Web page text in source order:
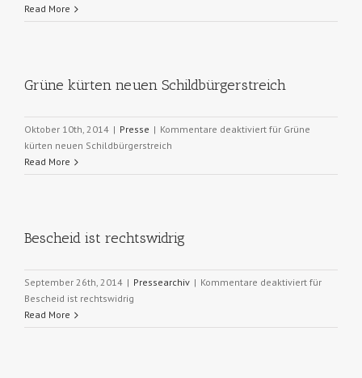
Read More
Grüne kürten neuen Schildbürgerstreich
Oktober 10th, 2014 | Presse | Kommentare deaktiviert für Grüne
kürten neuen Schildbürgerstreich
Read More
Bescheid ist rechtswidrig
September 26th, 2014 | Pressearchiv | Kommentare deaktiviert für
Bescheid ist rechtswidrig
Read More